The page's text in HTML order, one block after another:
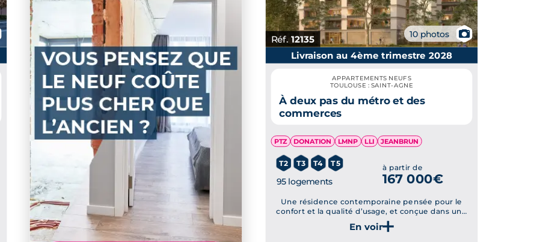
Réf.12135 10 photos 📷
Je découvre ce programme
Livraison au 4ème trimestre 2028
APPARTEMENTS NEUFS
TOULOUSE : SAINT-AGNE
À deux pas du métro et des
commerces
PTZ DONATION LMNP LLI JEANBRUN
T2 T3 T4 T5
95 logements
à partir de
167 000€
Une résidence contemporaine pensée pour le
confort et la qualité d’usage, et conçue dans une
démarche durable